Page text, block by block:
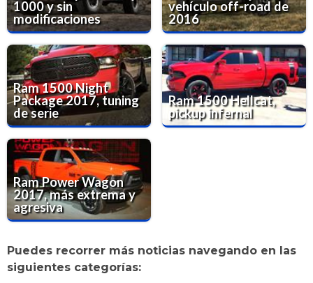
1000 y sin
modificaciones
vehículo off-road de
2016
Ram 1500 Night
Package 2017, tuning
de serie
Ram 1500 Hellcat,
pickup infernal
Ram Power Wagon
2017, más extrema y
agresiva
Puedes recorrer más noticias navegando en las
siguientes categorías: